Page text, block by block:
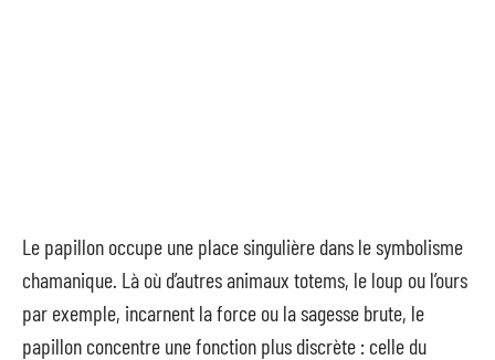
Le papillon occupe une place singulière dans le symbolisme
chamanique. Là où d’autres animaux totems, le loup ou l’ours
par exemple, incarnent la force ou la sagesse brute, le
papillon concentre une fonction plus discrète : celle du